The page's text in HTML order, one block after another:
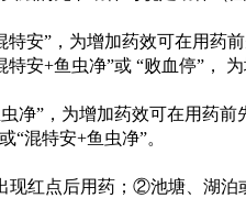
安”，为增加药效可在用药前
安+鱼虫净”或 “败血停”，
”，为增加药效可在用药前
混特安+鱼虫净”。
红点后用药；②池塘、湖泊